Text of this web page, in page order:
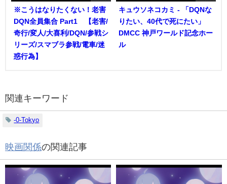
※こうはなりたくない！老害
DQN全員集合 Part1 【老害/
奇行/変人/大喜利/DQN/参戦シ
リーズ/スマブラ参戦/電車/迷
惑行為】
キュウソネコカミ - 「DQNな
りたい、40代で死にたい」
DMCC 神戸ワールド記念ホー
ル
関連キーワード
-0-Tokyo
映画関係の関連記事